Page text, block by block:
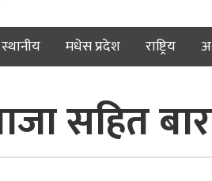
स्थानीय मधेस प्रदेश राष्ट्रिय
सहित